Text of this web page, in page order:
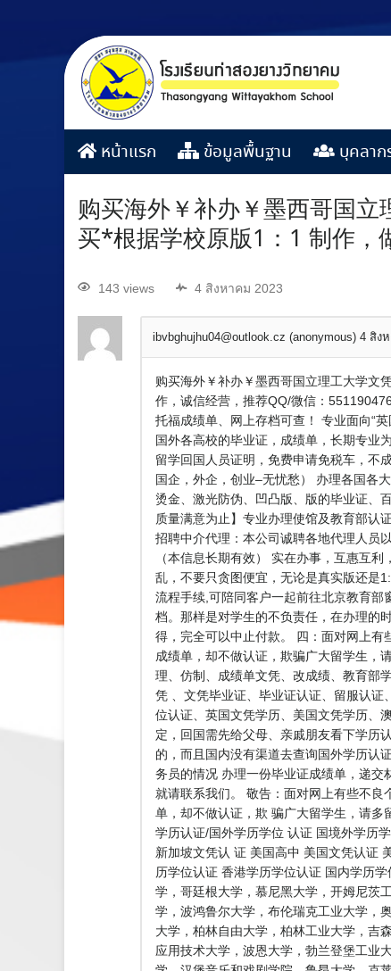
หน้าแรก ข้อมูลพื้นฐาน บุคลาก
购买海外￥补办￥墨西哥国
买*根据学校原版1：1 制作，
143 views 4 สิงหาคม 2023
ibvbghujhu04@outlook.cz (anonymous) 4 สิง
购买海外￥补办￥墨西哥国立理工大学文
作，诚信经营，推荐QQ/微信：
托福成绩单、网上存档可查！ 专业面向“
国外各高校的毕业证，成绩单，长期专业
留学回国人员证明，免费申请免税车，不
国企，外企，创业–无忧愁） 办理各国各
烫金、激光防伪、凹凸版、版的毕业证、
质量满意为止】专业办理使馆及教育部
招聘中介代理：本公司诚聘各地代理人员
（本信息长期有效） 实在办事，互惠互
乱，不要只贪图便宜，无论是真实版还
流程手续,可陪同客户一起前往北京教育
档。那样是对学生的不负责任，在办理的
得，完全可以中止付款。 四：面对网上
成绩单，却不做认证，欺骗广大留学生，
理、仿制、成绩单文凭、改成绩、教育部
凭 、文凭毕业证、毕业证认证、留服认
位认证、英国文凭学历、美国文凭学历、
定，回国需先给父母、亲戚朋友看下学历
的，而且国内没有渠道去查询国外学历认
务员的情况 办理一份毕业证成绩单，递
就请联系我们。 敬告：面对网上有些不
单，却不做认证，欺 骗广大留学生，请
学历认证/国外学历学位 认证 国境外学历
新加坡文凭认 证 美国高中 美国文凭认证
历学位认证 香港学历学位认证 国内学历
学，哥廷根大学，慕尼黑大学，开姆尼茨
学，波鸿鲁尔大学，布伦瑞克工业大学，
大学，柏林自由大学，柏林工业大学，吉
应用技术大学，波恩大学，勃兰登堡工业